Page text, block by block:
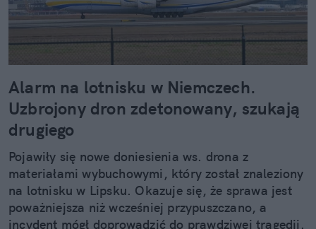
Alarm na lotnisku w Niemczech.
Uzbrojony dron zdetonowany, szukają
drugiego
Pojawiły się nowe doniesienia ws. drona z
materiałami wybuchowymi, który został znaleziony
na lotnisku w Lipsku. Okazuje się, że sprawa jest
poważniejsza niż wcześniej przypuszczano, a
incydent mógł doprowadzić do prawdziwej tragedii.